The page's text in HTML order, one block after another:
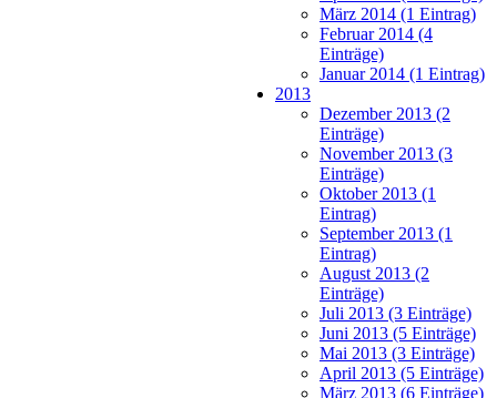
März 2014 (1 Eintrag)
Februar 2014 (4
Einträge)
Januar 2014 (1 Eintrag)
2013
Dezember 2013 (2
Einträge)
November 2013 (3
Einträge)
Oktober 2013 (1
Eintrag)
September 2013 (1
Eintrag)
August 2013 (2
Einträge)
Juli 2013 (3 Einträge)
Juni 2013 (5 Einträge)
Mai 2013 (3 Einträge)
April 2013 (5 Einträge)
März 2013 (6 Einträge)